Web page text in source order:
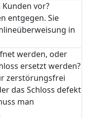
vor?
entgegen. Sie
in
werden, oder
ersetzt werden?
zerstörungsfrei
das Schloss defekt
man